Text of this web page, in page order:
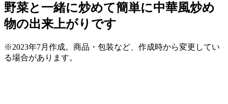
野菜と一緒に炒めて簡単に中華風炒め
物の出来上がりです
※2023年7月作成。商品・包装など、作成時から変更してい
る場合があります。